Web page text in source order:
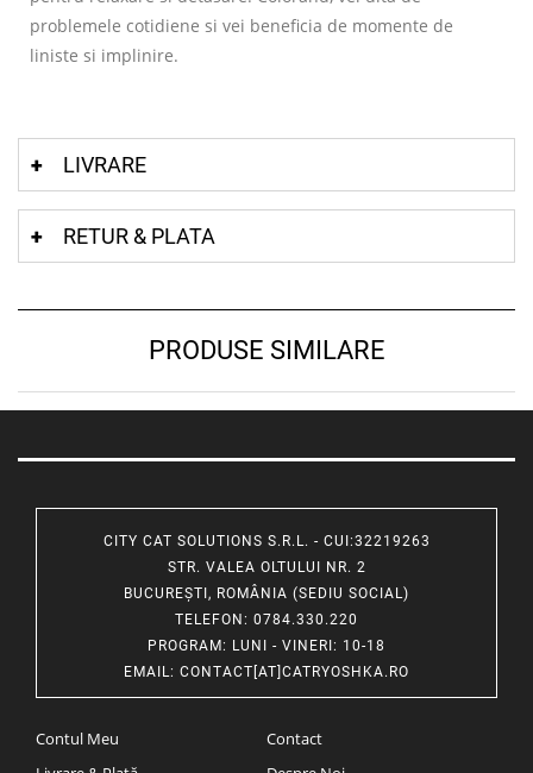
problemele cotidiene si vei beneficia de momente de
liniste si implinire.
LIVRARE
RETUR & PLATA
PRODUSE SIMILARE
CITY CAT SOLUTIONS S.R.L. - CUI:32219263
STR. VALEA OLTULUI NR. 2
BUCUREȘTI, ROMÂNIA (SEDIU SOCIAL)
TELEFON : 0784.330.220
PROGRAM: LUNI - VINERI: 10-18
EMAIL: CONTACT[AT]CATRYOSHKA.RO
Contul Meu
Contact